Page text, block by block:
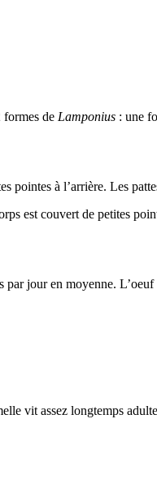
formes de Lamponius : une
pointes à l’arrière. Les
est couvert de petites
par jour en moyenne.
vit assez longtemps